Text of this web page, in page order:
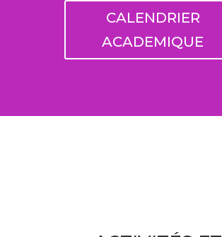
CALENDRIER
ACADEMIQUE